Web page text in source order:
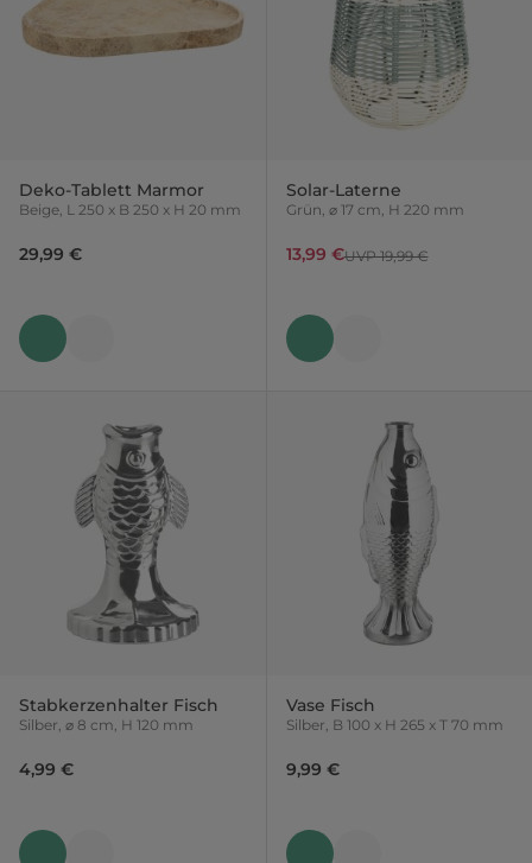
Deko-Tablett Marmor
Beige, L 250 x B 250 x H 20 mm
29,99 €
Solar-Laterne
Grün, ⌀ 17 cm, H 220 mm
13,99 €UVP 19,99 €
Stabkerzenhalter Fisch
Silber, ⌀ 8 cm, H 120 mm
4,99 €
Vase Fisch
Silber, B 100 x H 265 x T 70 mm
9,99 €